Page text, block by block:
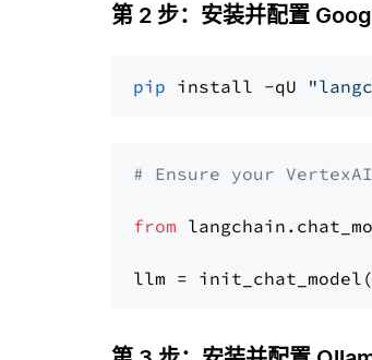
第 2 步：安装并配置
pip install -qU
# Ensure your
from
llm = init_chat_model(